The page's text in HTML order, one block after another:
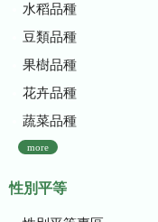
水稻品種
豆類品種
果樹品種
花卉品種
蔬菜品種
more
性別平等